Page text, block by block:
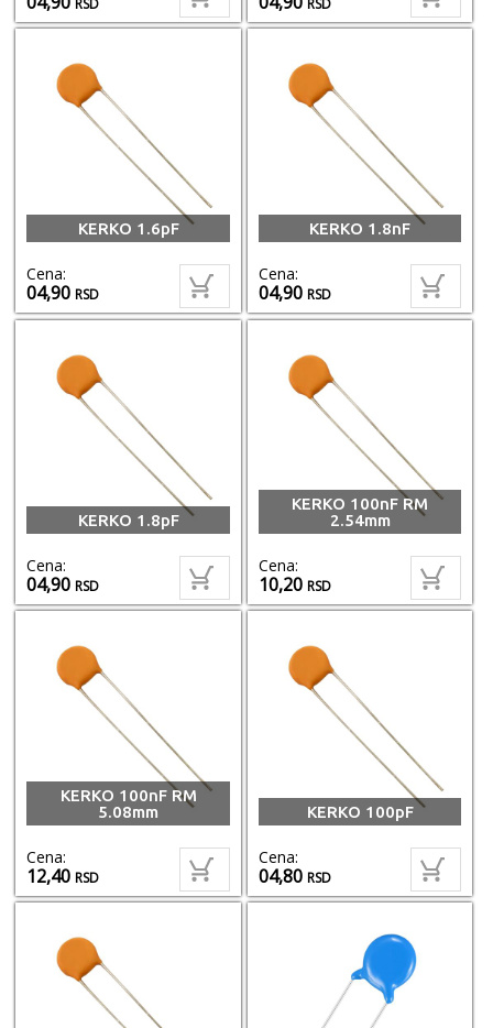
KERKO 1.6pF
Cena:
04,90RSD
KERKO 1.8nF
Cena:
04,90RSD
KERKO 1.8pF
Cena:
04,90RSD
KERKO 100nF RM
2.54mm
Cena:
10,20RSD
KERKO 100nF RM
5.08mm
Cena:
12,40RSD
KERKO 100pF
Cena:
04,80RSD